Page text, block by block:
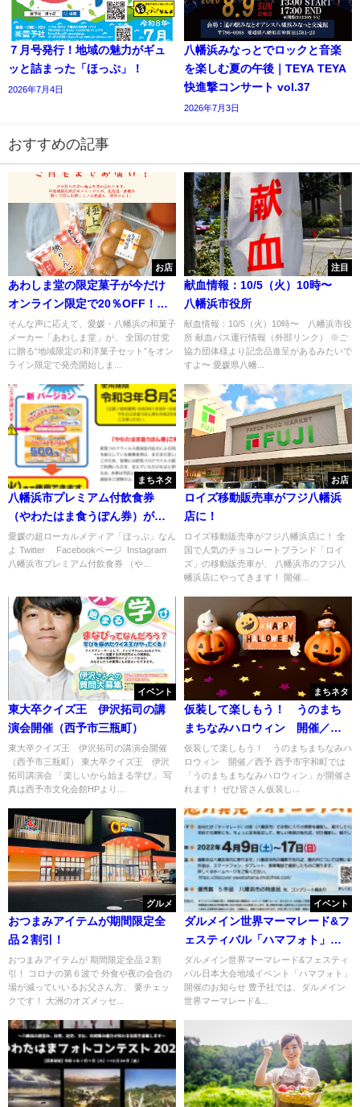
７月号発行！地域の魅力がギュ
ッと詰まった「ほっぷ」！
2026年7月4日
八幡浜みなっとでロックと音楽
を楽しむ夏の午後｜TEYA TEYA
快進撃コンサート vol.37
2026年7月3日
おすすめの記事
お店
あわしま堂の限定菓子が今だけ
オンライン限定で20％OFF！
(6/15まで）
そんな声に応えて、愛媛・八幡浜の和菓子
メーカー「あわしま堂」が、 全国の甘党
に贈る“地域限定の和洋菓子セット”をオン
ライン限定で発売開始しま...
注目
献血情報：10/5（火）10時〜
八幡浜市役所
献血情報：10/5（火）10時〜 八幡浜市役
所 献血バス運行情報（外部リンク） ※ご
協力団体様より記念品進呈があるみたいで
すよ〜 愛媛県八幡...
まちネタ
八幡浜市プレミアム付飲食券
（やわたはま食うぽん券）が追
加販売されたみたい→完売
愛媛の超ローカルメディア「ほっぷ」なん
よ Twitter Facebookページ Instagram
八幡浜市プレミアム付飲食券 （や...
お店
ロイズ移動販売車がフジ八幡浜
店に！
ロイズ移動販売車がフジ八幡浜店に！ 全
国で人気のチョコレートブランド「ロイ
ズ」の移動販売車が、 八幡浜市のフジ八
幡浜店にやってきます！ 開催...
イベント
東大卒クイズ王 伊沢拓司の講
演会開催（西予市三瓶町）
東大卒クイズ王 伊沢拓司の講演会開催
（西予市三瓶町） 東大卒クイズ王 伊沢
拓司講演会 「楽しいから始まる学び」 写
真は西予市文化会館HPより...
まちネタ
仮装して楽しもう！ うのまち
まちなみハロウィン 開催／西
予
仮装して楽しもう！ うのまちまちなみハ
ロウィン 開催／西予 西予市宇和町では
「うのまちまちなみハロウィン」が開催さ
れます！ ぜひ皆さん仮装し...
グルメ
おつまみアイテムが期間限定全
品２割引！
おつまみアイテムが 期間限定全品２割
引！ コロナの第６波で 外食や夜の会合の
場が減っていいるお父さん方、 要チェッ
クです！ 大洲のオズメッセ...
イベント
ダルメイン世界マーマレード&フ
ェスティバル「ハマフォト」開
催
ダルメイン世界マーマレード&フェスティ
バル日本大会地域イベント「ハマフォト」
開催のお知らせ 豊予社では、ダルメイン
世界マーマレード&...